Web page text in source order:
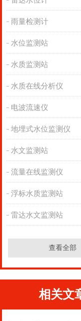
雨量检测计
水位监测站
水质监测站
水质在线分析仪
电波流速仪
地埋式水位监测仪
水文监测站
流量在线监测仪
浮标水质监测站
雷达水文监测站
查看全部
相关文